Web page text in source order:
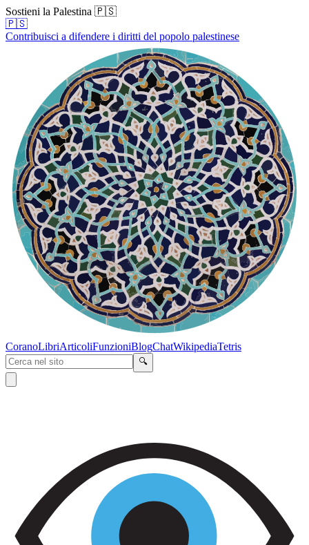
Sostieni la Palestina 🇵🇸
🇵🇸
Contribuisci a difendere i diritti del popolo palestinese
CoranoLibriArticoliFunzioniBlogChatWikipediaTetris
🔍